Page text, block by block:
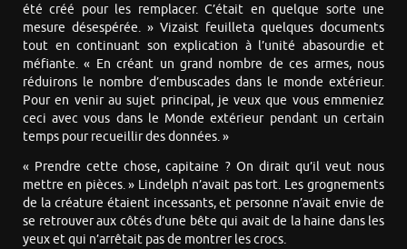
été créé pour les remplacer. C’était en quelque sorte une
mesure désespérée. » Vizaist feuilleta quelques documents
tout en continuant son explication à l’unité abasourdie et
méfiante. « En créant un grand nombre de ces armes, nous
réduirons le nombre d’embuscades dans le monde extérieur.
Pour en venir au sujet principal, je veux que vous emmeniez
ceci avec vous dans le Monde extérieur pendant un certain
temps pour recueillir des données. »
« Prendre cette chose, capitaine ? On dirait qu’il veut nous
mettre en pièces. » Lindelph n’avait pas tort. Les grognements
de la créature étaient incessants, et personne n’avait envie de
se retrouver aux côtés d’une bête qui avait de la haine dans les
yeux et qui n’arrêtait pas de montrer les crocs.